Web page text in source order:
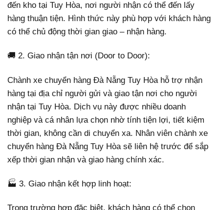
đến kho tại Tuy Hòa, nơi người nhận có thể đến lấy
hàng thuận tiện. Hình thức này phù hợp với khách hàng
có thể chủ động thời gian giao – nhận hàng.
🚚 2. Giao nhận tận nơi (Door to Door):
Chành xe chuyển hàng Đà Nẵng Tuy Hòa hỗ trợ nhận
hàng tại địa chỉ người gửi và giao tận nơi cho người
nhận tại Tuy Hòa. Dịch vụ này được nhiều doanh
nghiệp và cá nhân lựa chọn nhờ tính tiện lợi, tiết kiệm
thời gian, không cần di chuyển xa. Nhân viên chành xe
chuyển hàng Đà Nẵng Tuy Hòa sẽ liên hệ trước để sắp
xếp thời gian nhận và giao hàng chính xác.
🏭 3. Giao nhận kết hợp linh hoạt:
Trong trường hợp đặc biệt, khách hàng có thể chọn